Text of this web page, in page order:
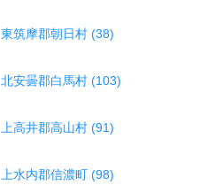
東筑摩郡朝日村 (38)
北安曇郡白馬村 (103)
上高井郡高山村 (91)
上水内郡信濃町 (98)